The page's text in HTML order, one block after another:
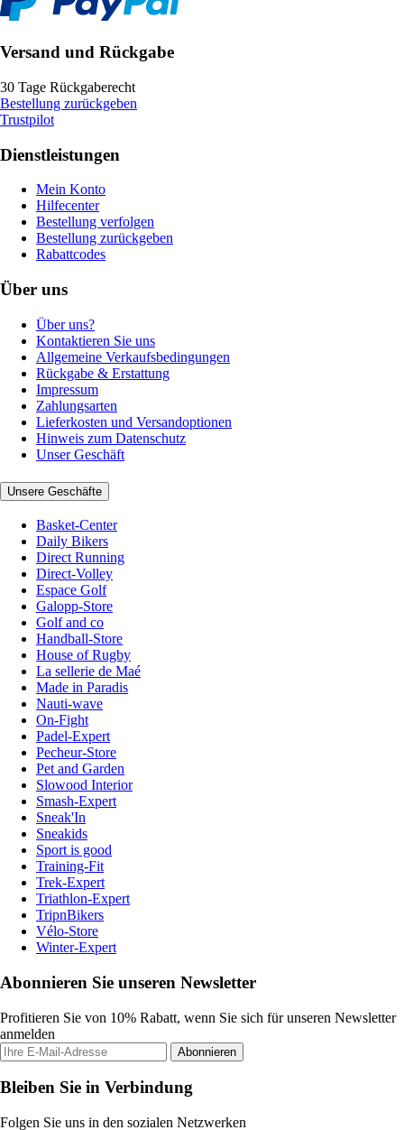
Versand und Rückgabe
30 Tage Rückgaberecht
Bestellung zurückgeben
Trustpilot
Dienstleistungen
Mein Konto
Hilfecenter
Bestellung verfolgen
Bestellung zurückgeben
Rabattcodes
Über uns
Über uns?
Kontaktieren Sie uns
Allgemeine Verkaufsbedingungen
Rückgabe & Erstattung
Impressum
Zahlungsarten
Lieferkosten und Versandoptionen
Hinweis zum Datenschutz
Unser Geschäft
Unsere Geschäfte
Basket-Center
Daily Bikers
Direct Running
Direct-Volley
Espace Golf
Galopp-Store
Golf and co
Handball-Store
House of Rugby
La sellerie de Maé
Made in Paradis
Nauti-wave
On-Fight
Padel-Expert
Pecheur-Store
Pet and Garden
Slowood Interior
Smash-Expert
Sneak'In
Sneakids
Sport is good
Training-Fit
Trek-Expert
Triathlon-Expert
TripnBikers
Vélo-Store
Winter-Expert
Abonnieren Sie unseren Newsletter
Profitieren Sie von 10% Rabatt, wenn Sie sich für unseren Newsletter
anmelden
Abonnieren
Bleiben Sie in Verbindung
Folgen Sie uns in den sozialen Netzwerken